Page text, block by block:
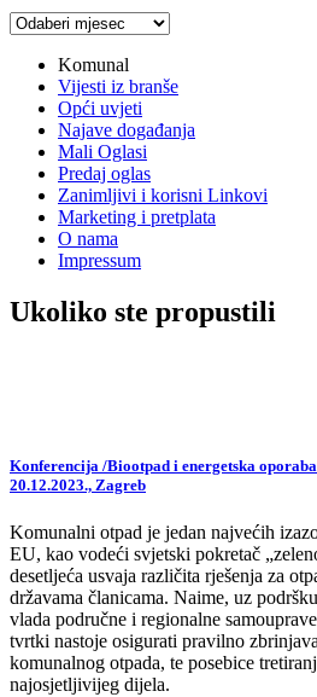
Arhiva
Komunal
Vijesti iz branše
Opći uvjeti
Najave događanja
Mali Oglasi
Predaj oglas
Zanimljivi i korisni Linkovi
Marketing i pretplata
O nama
Impressum
Ukoliko ste propustili
Konferencija /Biootpad i energetska
20.12.2023., Zagreb
Komunalni otpad je jedan najvećih
EU, kao vodeći svjetski pokretač
desetljeća usvaja različita rješenja za
državama članicama. Naime, uz
vlada područne i regionalne
tvrtki nastoje osigurati pravilno
komunalnog otpada, te posebice
najosjetljivijeg dijela.